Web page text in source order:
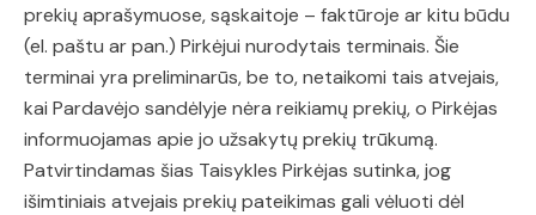
prekių aprašymuose, sąskaitoje – faktūroje ar kitu būdu
(el. paštu ar pan.) Pirkėjui nurodytais terminais. Šie
terminai yra preliminarūs, be to, netaikomi tais atvejais,
kai Pardavėjo sandėlyje nėra reikiamų prekių, o Pirkėjas
informuojamas apie jo užsakytų prekių trūkumą.
Patvirtindamas šias Taisykles Pirkėjas sutinka, jog
išimtiniais atvejais prekių pateikimas gali vėluoti dėl